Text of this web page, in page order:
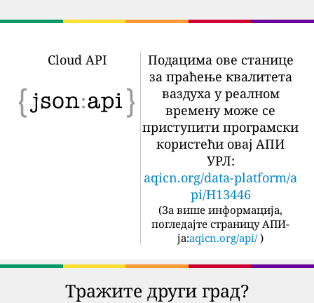
Cloud API
Подацима ове станице
за праћење квалитета
ваздуха у реалном
времену може се
приступити програмски
користећи овај АПИ
УРЛ:
aqicn.org/data-platform/a
pi/H13446
(За више информација,
погледајте страницу АПИ-
ја:aqicn.org/api/ )
Тражите други град?